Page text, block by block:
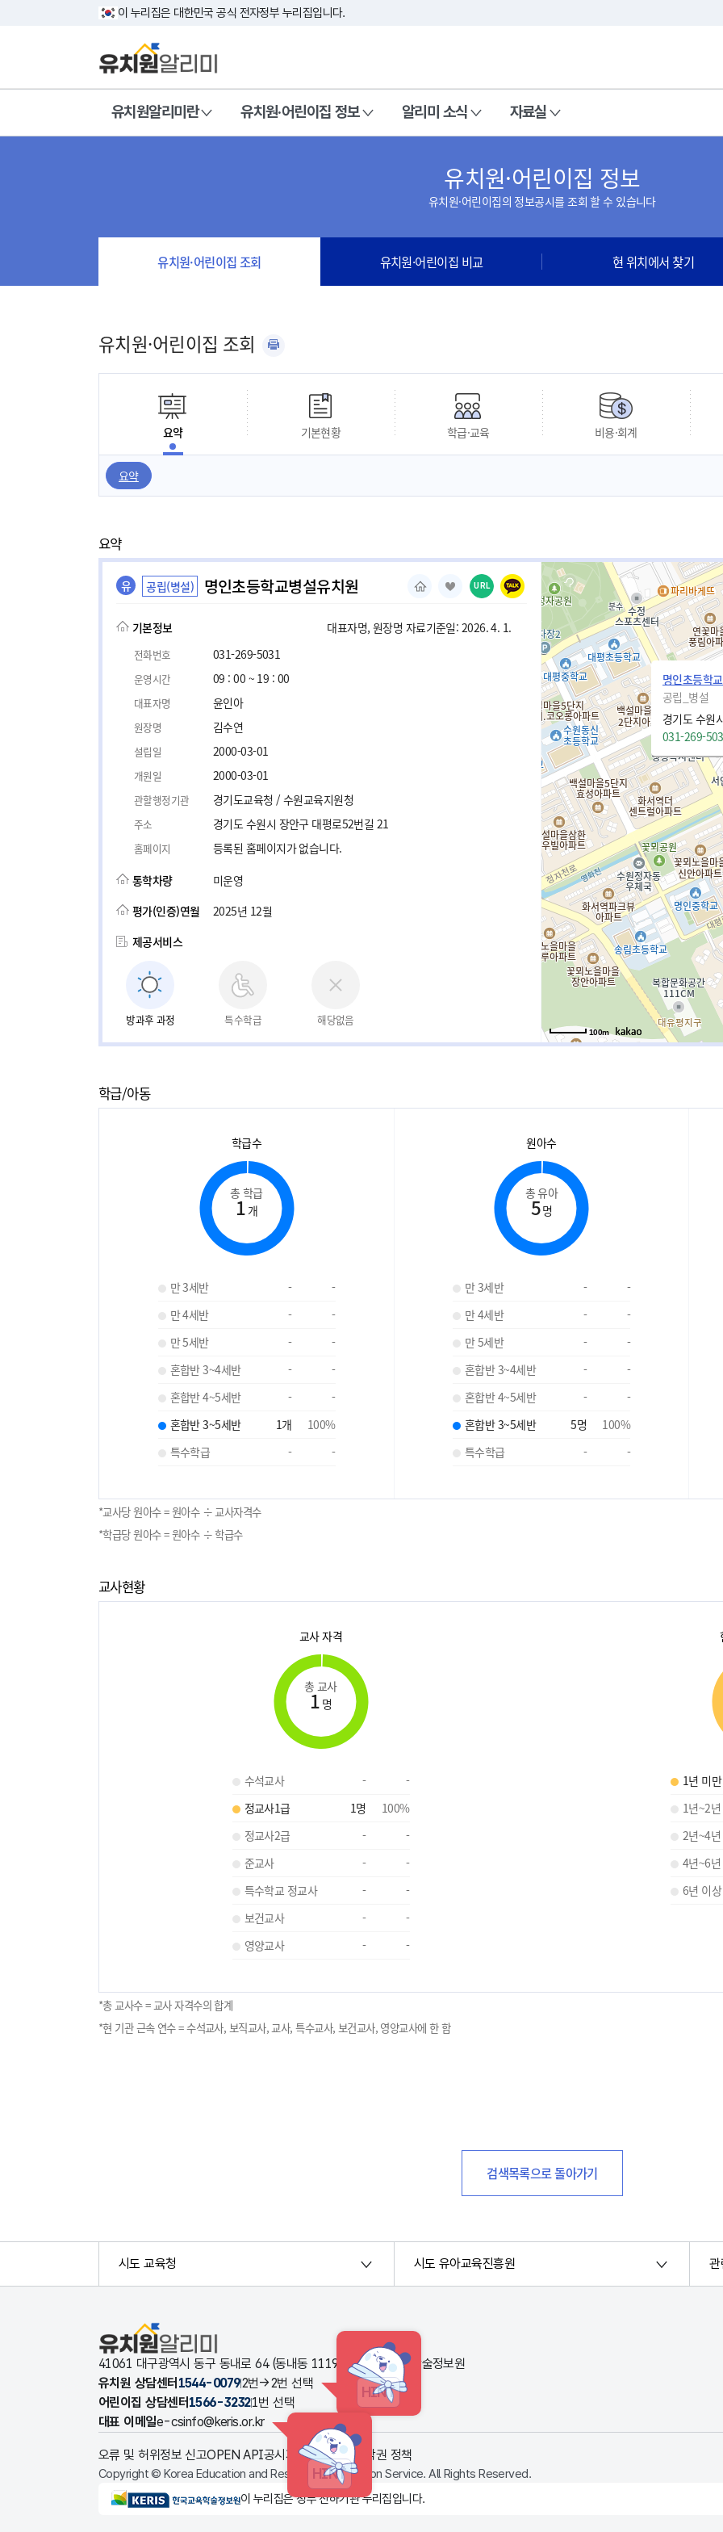
이 누리집은 대한민국 공식 전자정부 누리집입니다.
유치원알리미란 유치원·어린이집 정보 알리미 소식 자료실
유치원·어린이집 정보
유치원·어린이집의 정보공시를 조회 할 수 있습니다
유치원·어린이집 조회 유치원·어린이집 비교 현 위치에서 찾기
유치원·어린이집 조회
요약 기본현황 학급·교육 비용·회계
요약
요약
유 공립(병설) 명인초등학교병설유치원 URL
기본정보 대표자명, 원장명 자료기준일: 2026. 4. 1.
전화번호 031-269-5031
운영시간 09 : 00 ~ 19 : 00
대표자명 윤인아
원장명 김수연
설립일 2000-03-01
개원일 2000-03-01
관할행정기관 경기도교육청 / 수원교육지원청
주소 경기도 수원시 장안구 대평로52번길 21
홈페이지
등록된 홈페이지가 없습니다.
통학차량
미운영
평가(인증)연월
2025년 12월
제공서비스
방과후 과정 특수학급 해당없음
명인초등학
공립_병설
경기도 수원
031-269-
100m
학급/아동
학급수
총 학급
1 개
만 3세반 -
-
만 4세반
-
-
만 5세반
-
-
혼합반 3~4세반
-
-
혼합반 4~5세반
-
-
혼합반 3~5세반
1개 100%
특수학급
- -
원아수
총 유아
5명
만 3세반 -
-
만 4세반
-
-
만 5세반
-
-
혼합반 3~4세반
-
-
혼합반 4~5세반
-
-
혼합반 3~5세반
5명 100%
특수학급
- -
*교사당 원아수 = 원아수 ÷ 교사자격수
*학급당 원아수 = 원아수 ÷ 학급수
교사현황
교사 자격
총 교사
1 명
수석교사 -
-
정교사1급
1명 100%
정교사2급
-
-
준교사
-
-
특수학교 정교사
-
-
보건교사
-
-
영양교사
- -
1년 미만
1년~2
2년~4
4년~6
6년 이상
*총 교사수 = 교사 자격수의 합계
*현 기관 근속 연수 = 수석교사, 보직교사, 교사, 특수교사, 보건교사, 영양교사에 한 함
검색목록으로 돌아가기
시도 교육청 시도 유아교육진흥원
유치원알리미
41061 대구광역시 동구 동내로 64 (동내동 1119번지) 한국교육학술정보원
유치원 상담센터 1544-00792번→2번 선택
HINT
어린이집 상담센터 1566-32321번 선택
대표 이메일e-csinfo@keris.or.kr
HINT
오류 및 허위정보 신고OPEN API공시자료 다운로드저작권 정책
Copyright © Korea Education and Research Information Service. All Rights Reserved.
KERIS한국교육학술정보원이 누리집은 정부 산하기관 누리집입니다.